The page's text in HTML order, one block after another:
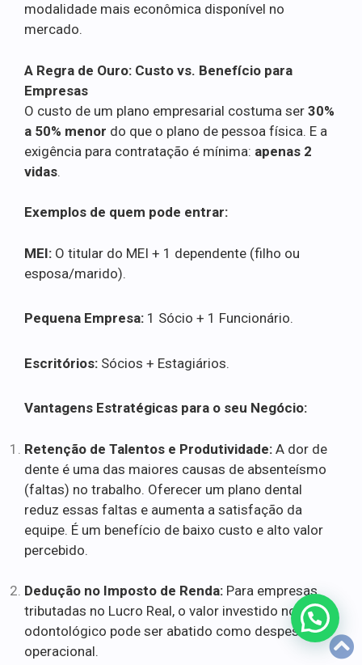
modalidade mais econômica disponível no
mercado.
A Regra de Ouro: Custo vs. Benefício para
Empresas
O custo de um plano empresarial costuma ser 30%
a 50% menor do que o plano de pessoa física. E a
exigência para contratação é mínima: apenas 2
vidas.
Exemplos de quem pode entrar:
MEI: O titular do MEI + 1 dependente (filho ou
esposa/marido).
Pequena Empresa: 1 Sócio + 1 Funcionário.
Escritórios: Sócios + Estagiários.
Vantagens Estratégicas para o seu Negócio:
Retenção de Talentos e Produtividade: A dor de
dente é uma das maiores causas de absenteísmo
(faltas) no trabalho. Oferecer um plano dental
reduz essas faltas e aumenta a satisfação da
equipe. É um benefício de baixo custo e alto valor
percebido.
Dedução no Imposto de Renda: Para empresas
tributadas no Lucro Real, o valor investido no plano
odontológico pode ser abatido como despesa
operacional.